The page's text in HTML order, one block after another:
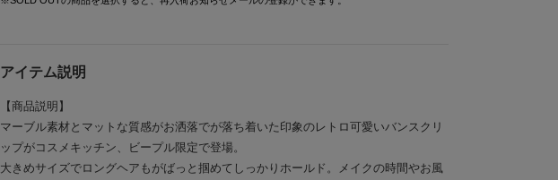
アイテム説明
【商品説明】
マーブル素材とマットな質感がお洒落でが落ち着いた印象のレトロ可愛いバンスクリ
ップがコスメキッチン、ビープル限定で登場。
大きめサイズでロングヘアもがばっと掴めてしっかりホールド。メイクの時間やお風